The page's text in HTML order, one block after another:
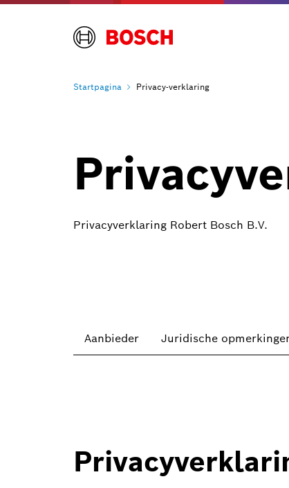
Startpagina Privacy-verklaring
Privacyverklaring Robert Bosch B.V.
Aanbieder Juridische